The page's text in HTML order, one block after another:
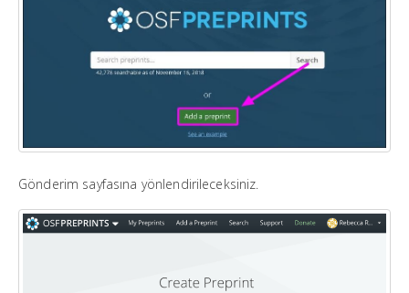
Gönderim sayfasına yönlendirileceksiniz.